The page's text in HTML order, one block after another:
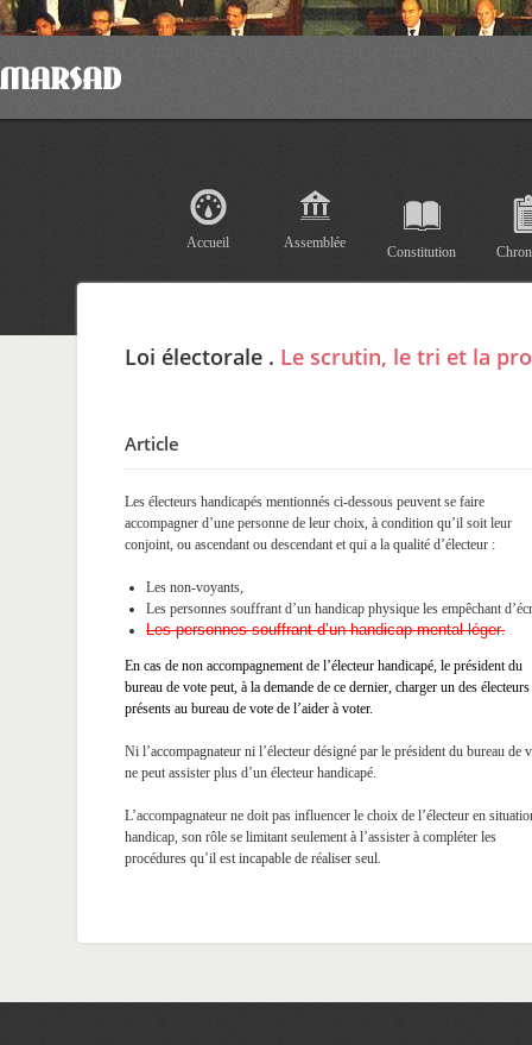
Accueil Assemblée
Constitution
Loi électorale . Le scrutin, le tri et la
Article
Les électeurs handicapés mentionnés ci-dessous peuvent se faire
accompagner d’une personne de leur choix, à condition qu’il soit leur
conjoint, ou ascendant ou descendant et qui a la qualité d’électeur :
Les non-voyants,
Les personnes souffrant d’un handicap physique les empêchant
Les personnes souffrant d’un handicap mental léger.
En cas de non accompagnement de l’électeur handicapé, le président du
bureau de vote peut, à la demande de ce dernier, charger un des électeurs
présents au bureau de vote de l’aider à voter.
Ni l’accompagnateur ni l’électeur désigné par le président du bureau de
ne peut assister plus d’un électeur handicapé.
L’accompagnateur ne doit pas influencer le choix de l’électeur en
handicap, son rôle se limitant seulement à l’assister à compléter les
procédures qu’il est incapable de réaliser seul.